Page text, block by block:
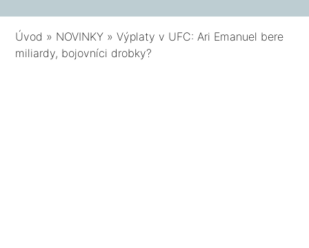
Úvod » NOVINKY »Výplaty v UFC: Ari Emanuel bere
miliardy, bojovníci drobky?